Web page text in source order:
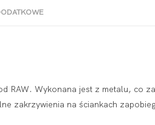
RAW. Wykonana jest z metalu, co
zakrzywienia na ściankach